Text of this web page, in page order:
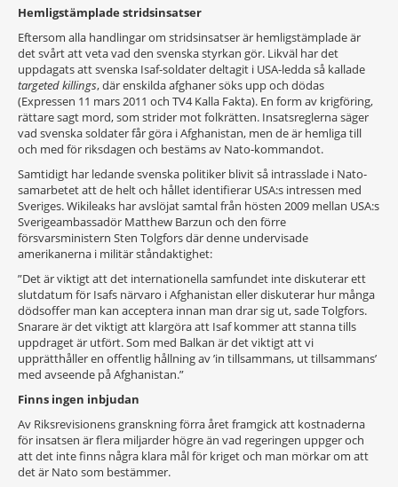
Hemligstämplade stridsinsatser
Eftersom alla handlingar om stridsinsatser är hemligstämplade är
det svårt att veta vad den svenska styrkan gör. Likväl har det
uppdagats att svenska Isaf-soldater deltagit i USA-ledda så kallade
targeted killings, där enskilda afghaner söks upp och dödas
(Expressen 11 mars 2011 och TV4 Kalla Fakta). En form av krigföring,
rättare sagt mord, som strider mot folkrätten. Insatsreglerna säger
vad svenska soldater får göra i Afghanistan, men de är hemliga till
och med för riksdagen och bestäms av Nato-kommandot.
Samtidigt har ledande svenska politiker blivit så intrasslade i Nato-
samarbetet att de helt och hållet identifierar USA:s intressen med
Sveriges. Wikileaks har avslöjat samtal från hösten 2009 mellan USA:s
Sverigeambassadör Matthew Barzun och den förre
försvarsministern Sten Tolgfors där denne undervisade
amerikanerna i militär ståndaktighet:
”Det är viktigt att det internationella samfundet inte diskuterar ett
slutdatum för Isafs närvaro i Afghanistan eller diskuterar hur många
dödsoffer man kan acceptera innan man drar sig ut, sade Tolgfors.
Snarare är det viktigt att klargöra att Isaf kommer att stanna tills
uppdraget är utfört. Som med Balkan är det viktigt att vi
upprätthåller en offentlig hållning av ’in tillsammans, ut tillsammans’
med avseende på Afghanistan.”
Finns ingen inbjudan
Av Riksrevisionens granskning förra året framgick att kostnaderna
för insatsen är flera miljarder högre än vad regeringen uppger och
att det inte finns några klara mål för kriget och man mörkar om att
det är Nato som bestämmer.